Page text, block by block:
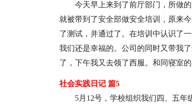
今天早上来到了前厅部门，所做
就被带到了安全部做安全培训，原来
了测试，并通过了。在培训中认识了
我们还是幸福的。公司的同时又带我
了，下午我又去领了西服。和同寝室
社会实践日记 篇5
5月12号，学校组织我们四、五